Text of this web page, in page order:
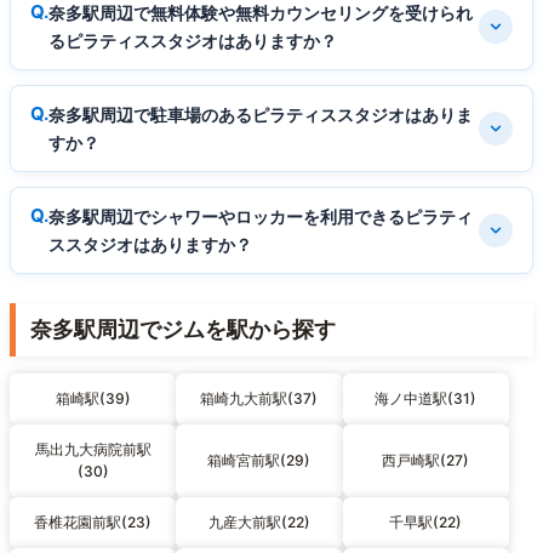
奈多駅周辺で無料体験や無料カウンセリングを受けられ
るピラティススタジオはありますか？
奈多駅周辺で駐車場のあるピラティススタジオはありま
すか？
奈多駅周辺でシャワーやロッカーを利用できるピラティ
ススタジオはありますか？
奈多駅周辺でジムを駅から探す
箱崎駅(39) 箱崎九大前駅(37) 海ノ中道駅(31)
馬出九大病院前駅
(30)
箱崎宮前駅(29) 西戸崎駅(27)
香椎花園前駅(23) 九産大前駅(22) 千早駅(22)